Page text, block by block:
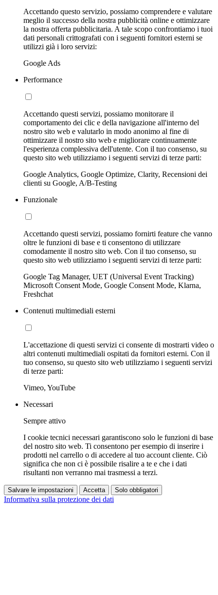
Accettando questo servizio, possiamo comprendere e valutare
meglio il successo della nostra pubblicità online e ottimizzare
la nostra offerta pubblicitaria. A tale scopo confrontiamo i tuoi
dati personali crittografati con i seguenti fornitori esterni se
utilizzi già i loro servizi:
Google Ads
Performance
Accettando questi servizi, possiamo monitorare il
comportamento dei clic e della navigazione all'interno del
nostro sito web e valutarlo in modo anonimo al fine di
ottimizzare il nostro sito web e migliorare continuamente
l'esperienza complessiva dell'utente. Con il tuo consenso, su
questo sito web utilizziamo i seguenti servizi di terze parti:
Google Analytics, Google Optimize, Clarity, Recensioni dei
clienti su Google, A/B-Testing
Funzionale
Accettando questi servizi, possiamo fornirti feature che vanno
oltre le funzioni di base e ti consentono di utilizzare
comodamente il nostro sito web. Con il tuo consenso, su
questo sito web utilizziamo i seguenti servizi di terze parti:
Google Tag Manager, UET (Universal Event Tracking)
Microsoft Consent Mode, Google Consent Mode, Klarna,
Freshchat
Contenuti multimediali esterni
L'accettazione di questi servizi ci consente di mostrarti video o
altri contenuti multimediali ospitati da fornitori esterni. Con il
tuo consenso, su questo sito web utilizziamo i seguenti servizi
di terze parti:
Vimeo, YouTube
Necessari
Sempre attivo
I cookie tecnici necessari garantiscono solo le funzioni di base
del nostro sito web. Ti consentono per esempio di inserire i
prodotti nel carrello o di accedere al tuo account cliente. Ciò
significa che non ci è possibile risalire a te e che i dati
risultanti non verranno mai trasmessi a terzi.
Salvare le impostazioni Accetta Solo obbligatori
Informativa sulla protezione dei dati